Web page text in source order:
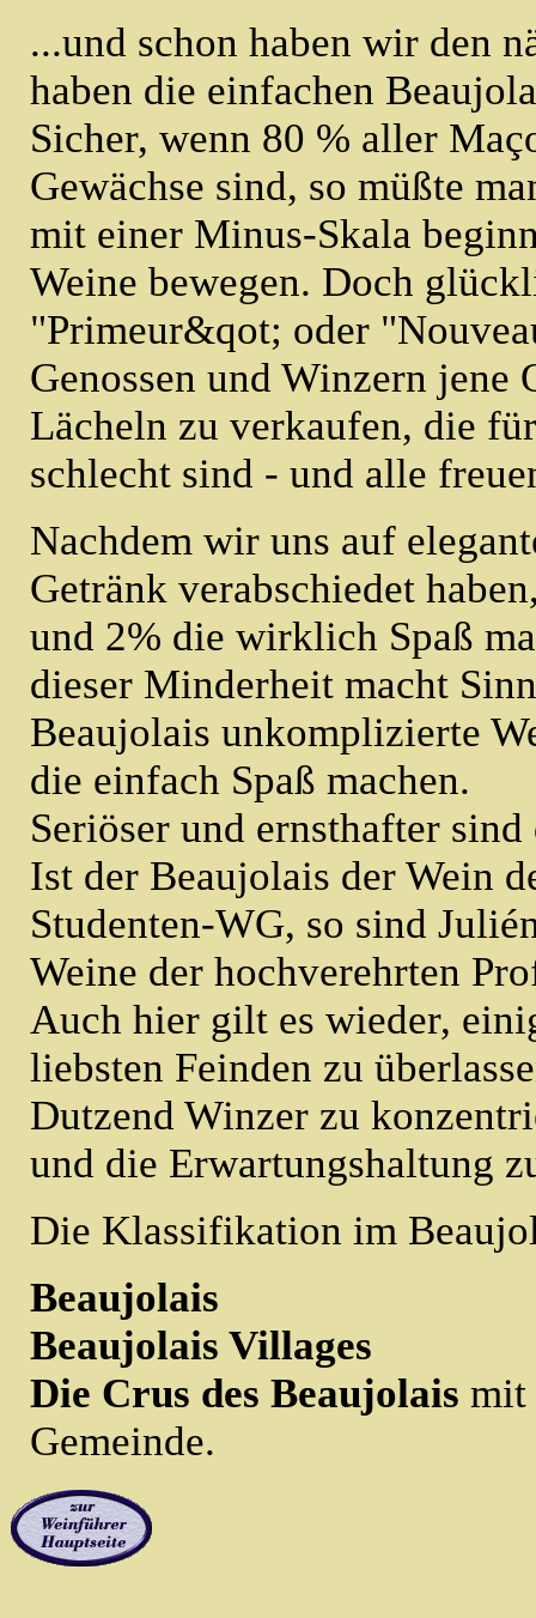
...und schon haben wir den
haben die einfachen
Sicher, wenn 80 % aller
Gewächse sind, so müßte
mit einer Minus-Skala
Weine bewegen. Doch
"Primeur&qot; oder
Genossen und Winzern
Lächeln zu verkaufen, die
schlecht sind - und alle
Nachdem wir uns auf
Getränk verabschiedet
und 2% die wirklich Spaß
dieser Minderheit macht
Beaujolais unkomplizierte
die einfach Spaß machen.
Seriöser und ernsthafter
Ist der Beaujolais der Wein
Studenten-WG, so sind
Weine der hochverehrten
Auch hier gilt es wieder,
liebsten Feinden zu
Dutzend Winzer zu
und die Erwartungshaltung
Die Klassifikation im
Beaujolais
Beaujolais Villages
Die Crus des Beaujolais mit
Gemeinde.